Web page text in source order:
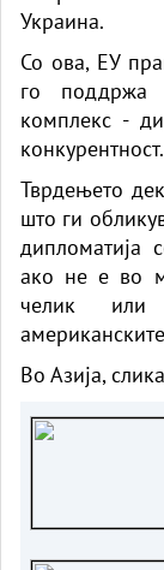
Украина.
Со ова, ЕУ
го поддржа
комплекс -
конкурентност.
Тврдењето
што ги
дипломатија
ако не е во
челик или
Во Азија,